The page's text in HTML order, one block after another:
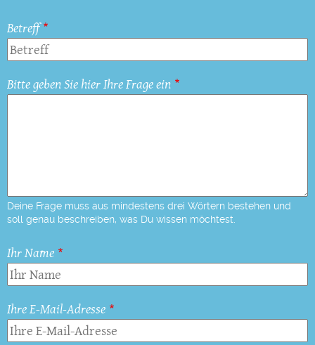
Betreff
Bitte geben Sie hier Ihre Frage ein
Deine Frage muss aus mindestens drei Wörtern bestehen und
soll genau beschreiben, was Du wissen möchtest.
Ihr Name
Ihre E-Mail-Adresse